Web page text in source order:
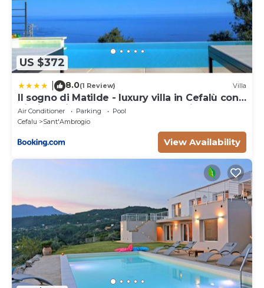
US $372
8.0(1 Review) Villa
Il sogno di Matilde - luxury villa in Cefalù con
piscina privata e panorama mozzafiato
Air Conditioner Parking
Pool
Cefalu
Sant'Ambrogio
View Availability